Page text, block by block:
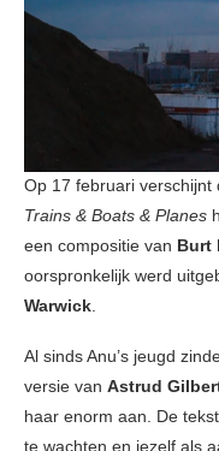
Op 17 februari verschijnt
Trains & Boats & Planes
een compositie van Burt
oorspronkelijk werd
Warwick.
Al sinds Anu’s jeugd
versie van Astrud
haar enorm aan. De
te wachten en jezelf als